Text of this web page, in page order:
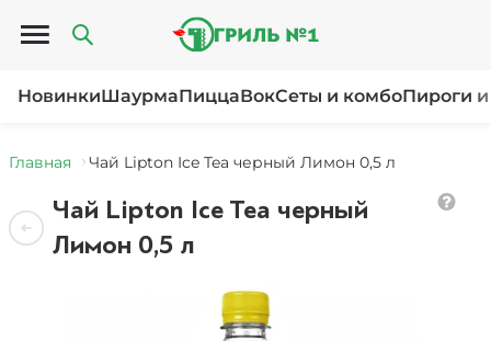
Открыть меню
НовинкиШаурмаПиццаВокСеты и комбоПироги
Главная Чай Lipton Ice Tea черный Лимон 0,5 л
Чай Lipton Ice Tea черный
Лимон 0,5 л